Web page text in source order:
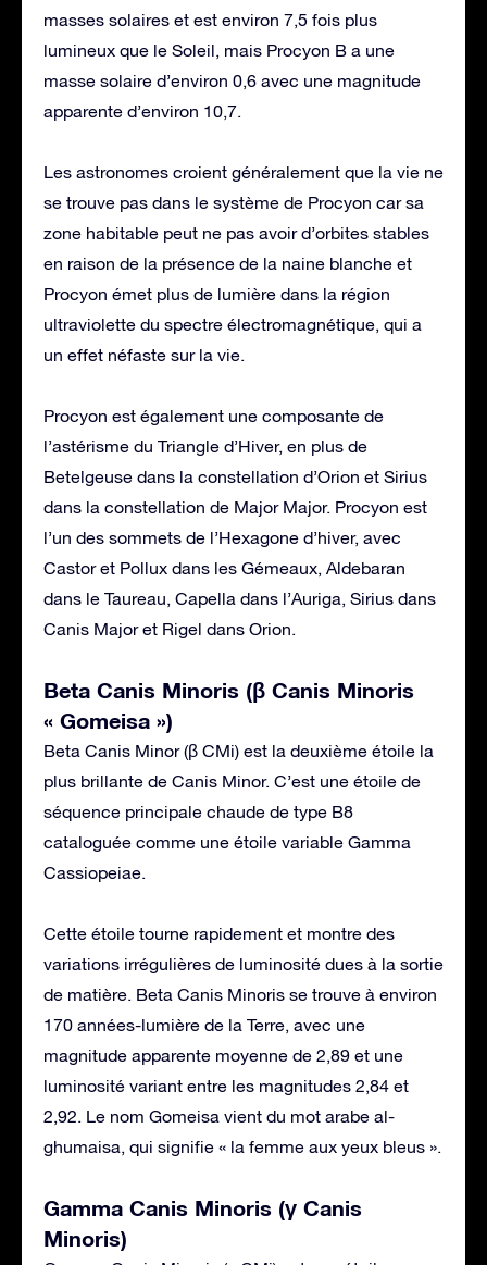
masses solaires et est environ 7,5 fois plus
lumineux que le Soleil, mais Procyon B a une
masse solaire d’environ 0,6 avec une magnitude
apparente d’environ 10,7.
Les astronomes croient généralement que la vie ne
se trouve pas dans le système de Procyon car sa
zone habitable peut ne pas avoir d’orbites stables
en raison de la présence de la naine blanche et
Procyon émet plus de lumière dans la région
ultraviolette du spectre électromagnétique, qui a
un effet néfaste sur la vie.
Procyon est également une composante de
l’astérisme du Triangle d’Hiver, en plus de
Betelgeuse dans la constellation d’Orion et Sirius
dans la constellation de Major Major. Procyon est
l’un des sommets de l’Hexagone d’hiver, avec
Castor et Pollux dans les Gémeaux, Aldebaran
dans le Taureau, Capella dans l’Auriga, Sirius dans
Canis Major et Rigel dans Orion.
Beta Canis Minoris (β Canis Minoris
« Gomeisa »)
Beta Canis Minor (β CMi) est la deuxième étoile la
plus brillante de Canis Minor. C’est une étoile de
séquence principale chaude de type B8
cataloguée comme une étoile variable Gamma
Cassiopeiae.
Cette étoile tourne rapidement et montre des
variations irrégulières de luminosité dues à la sortie
de matière. Beta Canis Minoris se trouve à environ
170 années-lumière de la Terre, avec une
magnitude apparente moyenne de 2,89 et une
luminosité variant entre les magnitudes 2,84 et
2,92. Le nom Gomeisa vient du mot arabe al-
ghumaisa, qui signifie « la femme aux yeux bleus ».
Gamma Canis Minoris (γ Canis
Minoris)